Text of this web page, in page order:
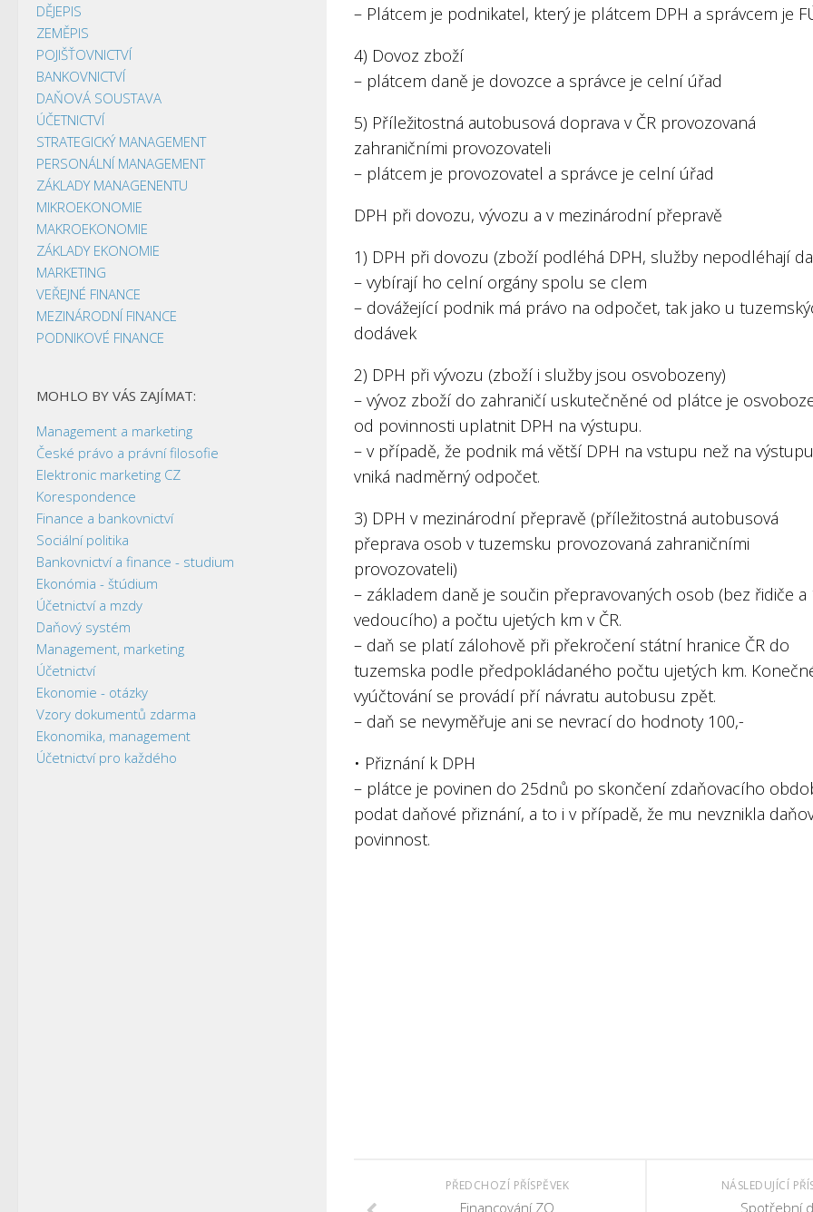
– Plátcem je podnikatel, který je plátcem DPH a správcem je
4) Dovoz zboží
– plátcem daně je dovozce a správce je celní úřad
5) Příležitostná autobusová doprava v ČR provozovaná
zahraničními provozovateli
– plátcem je provozovatel a správce je celní úřad
DPH při dovozu, vývozu a v mezinárodní přepravě
1) DPH při dovozu (zboží podléhá DPH, služby nepodléhají
– vybírají ho celní orgány spolu se clem
– dovážející podnik má právo na odpočet, tak jako u
dodávek
2) DPH při vývozu (zboží i služby jsou osvobozeny)
– vývoz zboží do zahraničí uskutečněné od plátce je
od povinnosti uplatnit DPH na výstupu.
– v případě, že podnik má větší DPH na vstupu než na výstupu
vniká nadměrný odpočet.
3) DPH v mezinárodní přepravě (příležitostná autobusová
přeprava osob v tuzemsku provozovaná zahraničními
provozovateli)
– základem daně je součin přepravovaných osob (bez řidiče a
vedoucího) a počtu ujetých km v ČR.
– daň se platí zálohově při překročení státní hranice ČR do
tuzemska podle předpokládaného počtu ujetých km.
vyúčtování se provádí pří návratu autobusu zpět.
– daň se nevyměřuje ani se nevrací do hodnoty 100,-
• Přiznání k DPH
– plátce je povinen do 25dnů po skončení zdaňovacího
podat daňové přiznání, a to i v případě, že mu nevznikla
povinnost.
NÁSLEDUJÍCÍ
Spotřební
PŘEDCHOZÍ PŘÍSPĚVEK
Financování ZO
DĚJEPIS
ZEMĚPIS
POJIŠŤOVNICTVÍ
BANKOVNICTVÍ
DAŇOVÁ SOUSTAVA
ÚČETNICTVÍ
STRATEGICKÝ MANAGEMENT
PERSONÁLNÍ MANAGEMENT
ZÁKLADY MANAGENENTU
MIKROEKONOMIE
MAKROEKONOMIE
ZÁKLADY EKONOMIE
MARKETING
VEŘEJNÉ FINANCE
MEZINÁRODNÍ FINANCE
PODNIKOVÉ FINANCE
MOHLO BY VÁS ZAJÍMAT:
Management a marketing
České právo a právní filosofie
Elektronic marketing CZ
Korespondence
Finance a bankovnictví
Sociální politika
Bankovnictví a finance - studium
Ekonómia - štúdium
Účetnictví a mzdy
Daňový systém
Management, marketing
Účetnictví
Ekonomie - otázky
Vzory dokumentů zdarma
Ekonomika, management
Účetnictví pro každého